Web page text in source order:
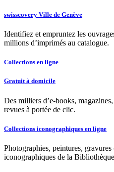
swisscovery Ville de Genève
Identifiez et empruntez les
millions d’imprimés au catalogue.
Collections en ligne
Gratuit à domicile
Des milliers d’e-books,
revues à portée de clic.
Collections iconographiques en ligne
Photographies, peintures,
iconographiques de la